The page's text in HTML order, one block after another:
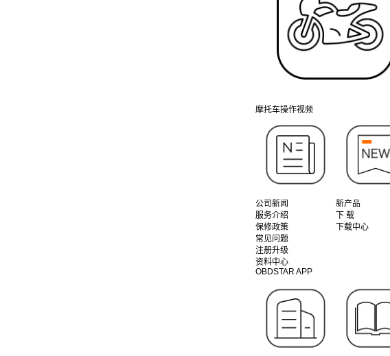
摩托车操作视频
公司新闻 新产品
服务介绍
保修政策
常见问题
注册升级
资料中心
OBDSTAR APP
下 载
下载中心